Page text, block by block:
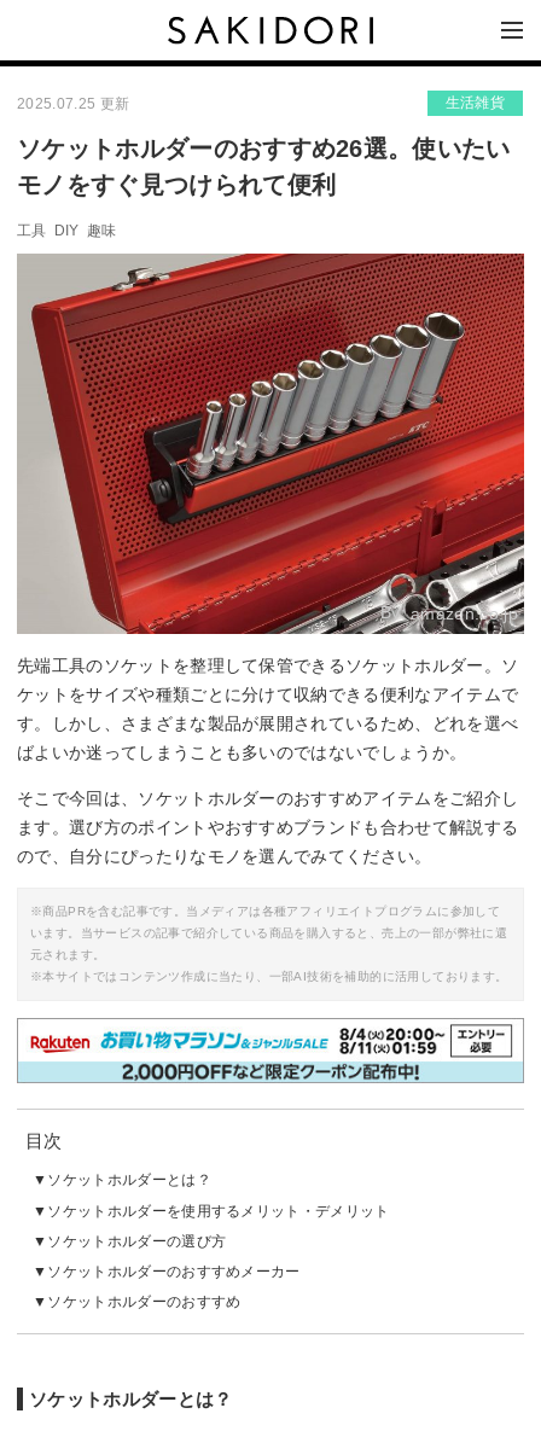
2025.07.25 更新 生活雑貨
ソケットホルダーのおすすめ26選。使いたい
モノをすぐ見つけられて便利
工具 DIY 趣味
By:amazon.co.jp
先端工具のソケットを整理して保管できるソケットホルダー。ソ
ケットをサイズや種類ごとに分けて収納できる便利なアイテムで
す。しかし、さまざまな製品が展開されているため、どれを選べ
ばよいか迷ってしまうことも多いのではないでしょうか。
そこで今回は、ソケットホルダーのおすすめアイテムをご紹介し
ます。選び方のポイントやおすすめブランドも合わせて解説する
ので、自分にぴったりなモノを選んでみてください。
※商品PRを含む記事です。当メディアは各種アフィリエイトプログラムに参加して
います。当サービスの記事で紹介している商品を購入すると、売上の一部が弊社に還
元されます。
※本サイトではコンテンツ作成に当たり、一部AI技術を補助的に活用しております。
目次
ソケットホルダーとは？
ソケットホルダーを使用するメリット・デメリット
ソケットホルダーの選び方
ソケットホルダーのおすすめメーカー
ソケットホルダーのおすすめ
ソケットホルダーとは？